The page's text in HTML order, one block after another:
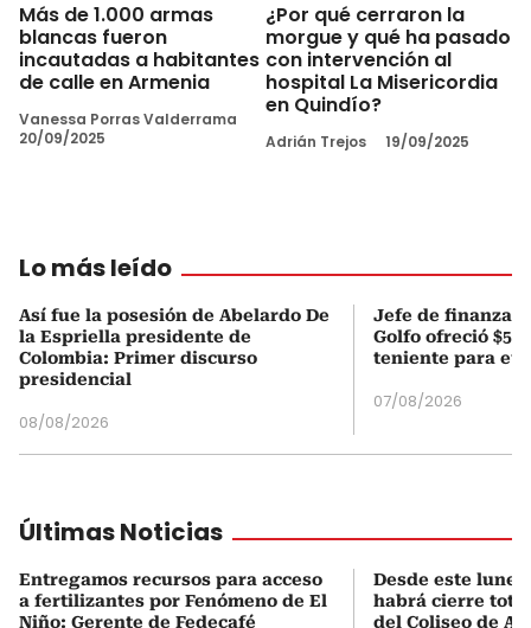
Más de 1.000 armas
blancas fueron
incautadas a habitantes
de calle en Armenia
Vanessa Porras Valderrama
20/09/2025
¿Por qué cerraron la
morgue y qué ha pasado
con intervención al
hospital La Misericordia
en Quindío?
Adrián Trejos 19/09/2025
Lo más leído
Así fue la posesión de Abelardo De
la Espriella presidente de
Colombia: Primer discurso
presidencial
08/08/2026
Jefe de finanzas
Golfo ofreció
teniente para
07/08/2026
Últimas Noticias
Entregamos recursos para acceso
a fertilizantes por Fenómeno de El
Niño: Gerente de Fedecafé
Desde este lunes
habrá cierre
del Coliseo de